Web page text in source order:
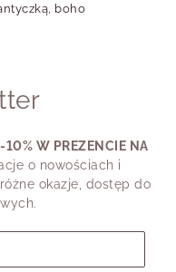
boho
“Co chcę
10% W PREZENCIE NA
o nowościach i
okazje, dostęp do